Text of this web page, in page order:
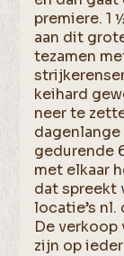
premiere. 1
aan dit
tezamen
keihard
neer te
dagenlange
gedurende
met elkaar
dat spreekt
locatie’s nl.
De verkoop
zijn op